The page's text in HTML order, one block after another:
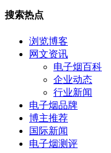
搜索热点
浏览博客
网文资讯
电子烟百科
企业动态
行业新闻
电子烟品牌
博主推荐
国际新闻
电子烟测评